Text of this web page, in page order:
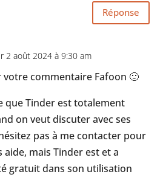
Réponse
2 août 2024 à 9:30 am
commentaire Fafoon 🙂
que Tinder est totalement
on veut discuter avec ses
pas à me contacter pour
aide, mais Tinder est et a
gratuit dans son utilisation